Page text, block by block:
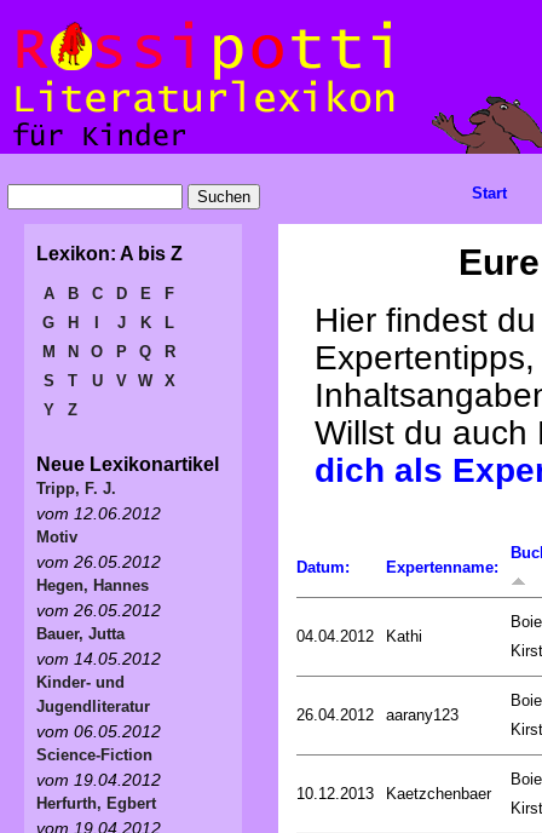
Hier findest
Willst du
dich als
Datum: Expertenname:
04.04.2012 Kathi
26.04.2012 aarany123
10.12.2013 Kaetzchenbaer
Start
Lexikon: A bis Z
A B C D E
F
G
H J K
L
M
N O P Q
R
S
T U V W
X
Y
Z
Neue Lexikonartikel
Tripp, F. J.
vom 12.06.2012
Motiv
vom 26.05.2012
Hegen, Hannes
vom 26.05.2012
Bauer, Jutta
vom 14.05.2012
Kinder- und
Jugendliteratur
vom 06.05.2012
Science-Fiction
vom 19.04.2012
Herfurth, Egbert
vom 19.04.2012